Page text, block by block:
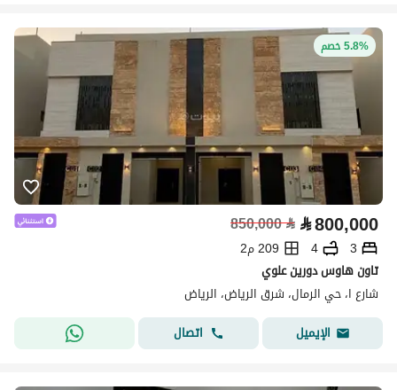
5.8% خصم
⃁800,000
⃁
850,000
3
4
209 م2
تاون هاوس دورين علوي
شارع ا، حي الرمال، شرق الرياض، الرياض
الإيميل
اتصال